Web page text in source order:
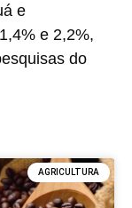
e
e 2,2%,
do
AGRICULTURA